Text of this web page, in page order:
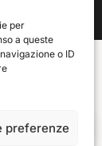
per
a queste
o ID
preferenze
WhatsApp